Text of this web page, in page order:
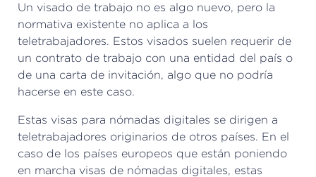
Un visado de trabajo no es algo nuevo, pero la
normativa existente no aplica a los
teletrabajadores. Estos visados suelen requerir de
un contrato de trabajo con una entidad del país o
de una carta de invitación, algo que no podría
hacerse en este caso.
Estas visas para nómadas digitales se dirigen a
teletrabajadores originarios de otros países. En el
caso de los países europeos que están poniendo
en marcha visas de nómadas digitales, estas